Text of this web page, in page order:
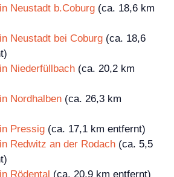
Neustadt b.Coburg (ca. 18,6 km
Neustadt bei Coburg (ca. 18,6
Niederfüllbach (ca. 20,2 km
Nordhalben (ca. 26,3 km
Pressig (ca. 17,1 km entfernt)
Redwitz an der Rodach (ca. 5,5
Rödental (ca. 20,9 km entfernt)